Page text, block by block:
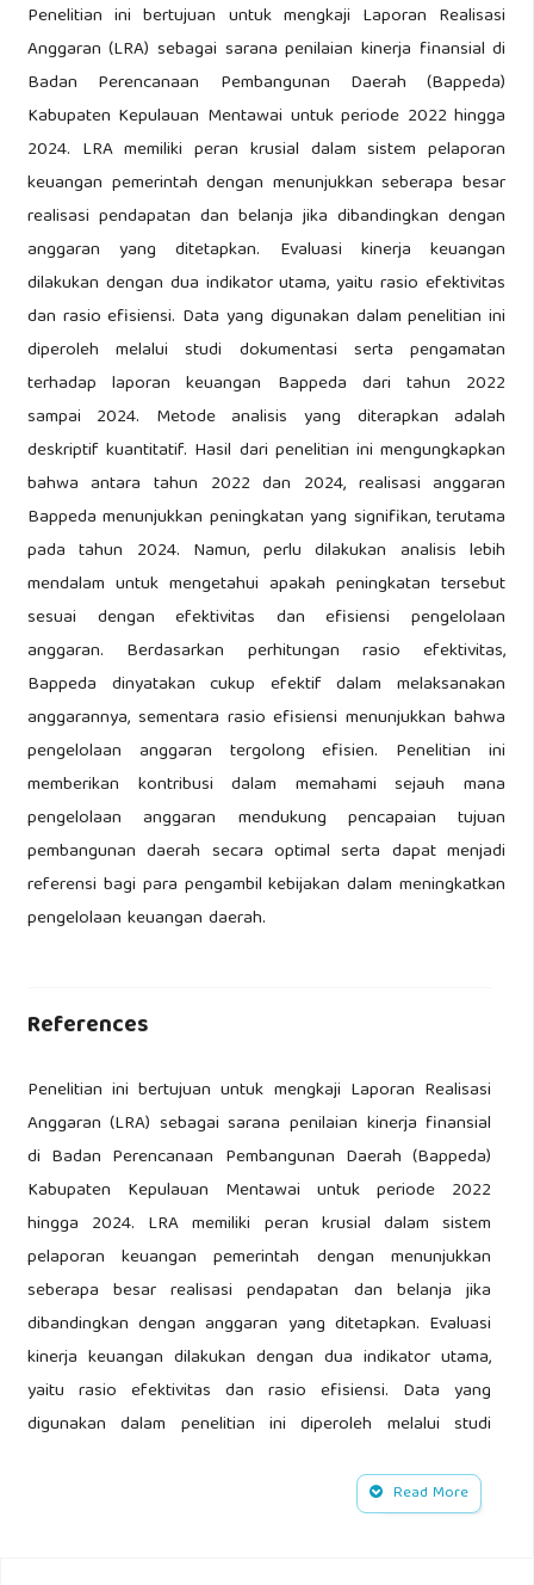
Penelitian ini bertujuan untuk mengkaji Laporan Realisasi
Anggaran (LRA) sebagai sarana penilaian kinerja finansial di
Badan Perencanaan Pembangunan Daerah (Bappeda)
Kabupaten Kepulauan Mentawai untuk periode 2022 hingga
2024. LRA memiliki peran krusial dalam sistem pelaporan
keuangan pemerintah dengan menunjukkan seberapa besar
realisasi pendapatan dan belanja jika dibandingkan dengan
anggaran yang ditetapkan. Evaluasi kinerja keuangan
dilakukan dengan dua indikator utama, yaitu rasio efektivitas
dan rasio efisiensi. Data yang digunakan dalam penelitian ini
diperoleh melalui studi dokumentasi serta pengamatan
terhadap laporan keuangan Bappeda dari tahun 2022
sampai 2024. Metode analisis yang diterapkan adalah
deskriptif kuantitatif. Hasil dari penelitian ini mengungkapkan
bahwa antara tahun 2022 dan 2024, realisasi anggaran
Bappeda menunjukkan peningkatan yang signifikan, terutama
pada tahun 2024. Namun, perlu dilakukan analisis lebih
mendalam untuk mengetahui apakah peningkatan tersebut
sesuai dengan efektivitas dan efisiensi pengelolaan
anggaran. Berdasarkan perhitungan rasio efektivitas,
Bappeda dinyatakan cukup efektif dalam melaksanakan
anggarannya, sementara rasio efisiensi menunjukkan bahwa
pengelolaan anggaran tergolong efisien. Penelitian ini
memberikan kontribusi dalam memahami sejauh mana
pengelolaan anggaran mendukung pencapaian tujuan
pembangunan daerah secara optimal serta dapat menjadi
referensi bagi para pengambil kebijakan dalam meningkatkan
pengelolaan keuangan daerah.
References
Penelitian ini bertujuan untuk mengkaji Laporan Realisasi
Anggaran (LRA) sebagai sarana penilaian kinerja finansial
di Badan Perencanaan Pembangunan Daerah (Bappeda)
Kabupaten Kepulauan Mentawai untuk periode 2022
hingga 2024. LRA memiliki peran krusial dalam sistem
pelaporan keuangan pemerintah dengan menunjukkan
seberapa besar realisasi pendapatan dan belanja jika
dibandingkan dengan anggaran yang ditetapkan. Evaluasi
kinerja keuangan dilakukan dengan dua indikator utama,
yaitu rasio efektivitas dan rasio efisiensi. Data yang
digunakan dalam penelitian ini diperoleh melalui studi
keuangan Bappeda dari tahun 2022 sampai 2024. Metode
Read More